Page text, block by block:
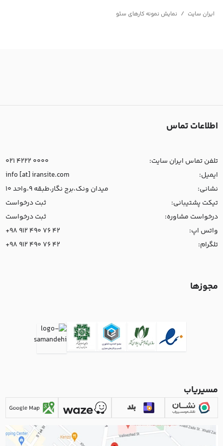
ایران سایت / نمایش نمونه کارهای سئو
اطلاعات تماس
تلفن تماس ایران سایت:
021 4222 0000
ایمیل:
info [at] iransite.com
نشانی:
میدان ونک،برج نگار،طبقه 9،واحد 10
تیکت پشتیبانی:
ثبت درخواست
درخواست مشاوره:
ثبت درخواست
واتس اپ:
+98 912 490 76 42
تلگرام:
+98 912 490 76 42
مجوزها
مسیریاب